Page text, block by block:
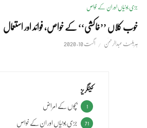
جڑی بوٹیاں اور ان کے خواص
خوب کلاں ’’خاکشی‘‘ کے خواص، فوائد اور استعمال
ہربلسٹ عبدالرحمٰن اگست 10, 2020
کیٹگریز
بچوں کے امراض 1
جڑی بوٹیاں اور ان کے خواص 71